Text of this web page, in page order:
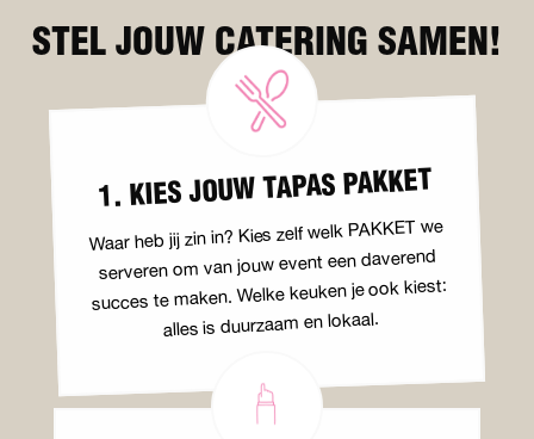
STEL JOUW CATERING SAMEN!
1. KIES JOUW TAPAS PAKKET
Waar heb jij zin in? Kies zelf welk PAKKET we
serveren om van jouw event een daverend
succes te maken. Welke keuken je ook kiest:
alles is duurzaam en lokaal.